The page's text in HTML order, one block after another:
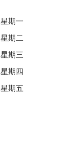
星期一
星期二
星期三
星期四
星期五